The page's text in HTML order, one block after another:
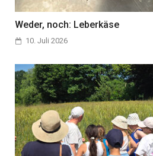
Weder, noch: Leberkäse
10. Juli 2026